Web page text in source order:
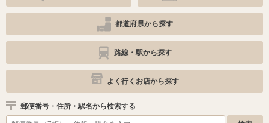
都道府県から探す
路線・駅から探す
よく行くお店から探す
郵便番号・住所・駅名から検索する